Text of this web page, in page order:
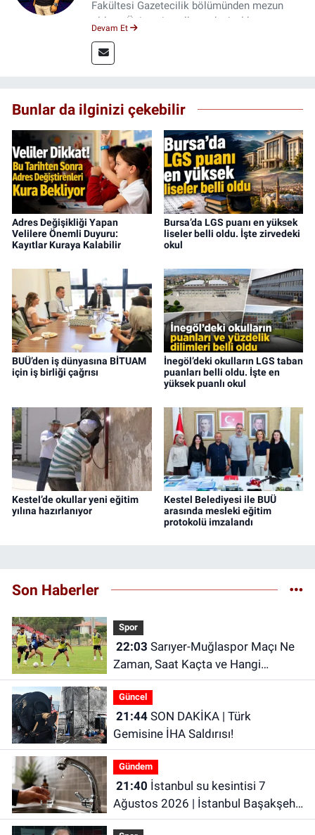
Fakültesi Gazetecilik bölümünden mezun
oldum. Üniversite yıllarımda 4 yıl boyunca
saha deneyimi kazandım. 2023 yılından beri
Genç Gazete'de okurlarımıza haber
Devam Et
Bunlar da ilginizi çekebilir
Adres Değişikliği Yapan
Velilere Önemli Duyuru:
Kayıtlar Kuraya Kalabilir
Bursa’da LGS puanı en yüksek
liseler belli oldu. İşte zirvedeki
okul
BUÜ’den iş dünyasına BİTUAM
için iş birliği çağrısı
İnegöl’deki okulların LGS taban
puanları belli oldu. İşte en
yüksek puanlı okul
Kestel’de okullar yeni eğitim
yılına hazırlanıyor
Kestel Belediyesi ile BUÜ
arasında mesleki eğitim
protokolü imzalandı
Son Haberler
Spor
22:03
Zaman, Saat Kaçta ve Hangi
Kanalda?
Güncel
21:44SON DAKİKA | Türk
Gemisine İHA Saldırısı!
Gündem
21:40
Ağustos 2026 | İstanbul Başakşehir
Su Kesintisi | İstanbul’da Son